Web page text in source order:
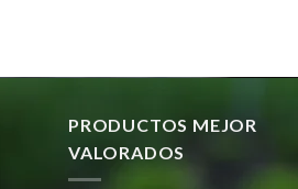
PRODUCTOS MEJOR
VALORADOS